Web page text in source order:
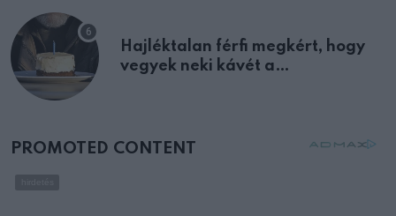
Hajléktalan férfi megkért, hogy
vegyek neki kávét a